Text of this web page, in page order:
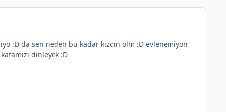
:D da sen neden bu kadar kızdın olm :D evlenemiyon
dinleyek :D